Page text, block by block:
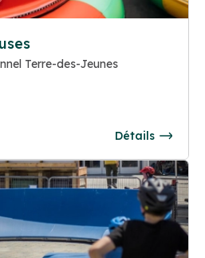
Terre-des-Jeunes
Détails